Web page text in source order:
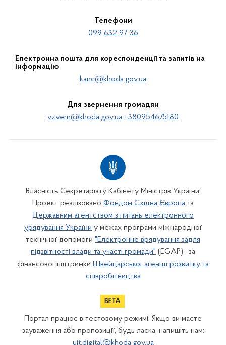
Телефони
099 632 97 36
Електронна пошта для кореспонденції та запитів на
інформацію
kanc@khoda.gov.ua
Для звернення громадян
vzvern@khoda.gov.ua +380954675180
Власність Секретаріату Кабінету Міністрів України.
Проект реалізовано Фондом Східна Європа та
Державним агентством з питань електронного
урядування України у межах програми міжнародної
технічної допомоги "Електронне врядування задля
підзвітності влади та участі громади" (EGAP) , за
фінансової підтримки Швейцарської агенції розвитку та
співробітництва
Портал працює в тестовому режимі. Якщо ви маєте
зауваження або пропозиції, будь ласка, напишіть нам:
uit.digital@khoda.gov.ua